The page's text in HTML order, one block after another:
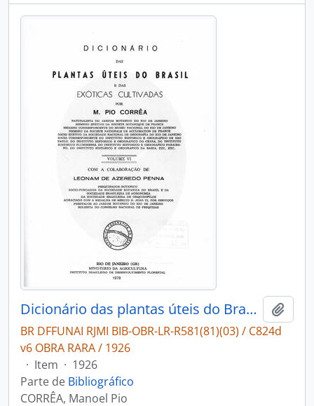
Dicionário das plantas úteis do Brasil e das exóticas cultivadas
BR DFFUNAI RJMI BIB-OBR-LR-R581(81)(03) / C824d
v6 OBRA RARA / 1926
· Item · 1926
Parte de Bibliográfico
CORRÊA, Manoel Pio